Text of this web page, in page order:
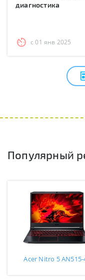
диагностика
с 01 янв 2025
Популярный
Acer Nitro 5 AN515-